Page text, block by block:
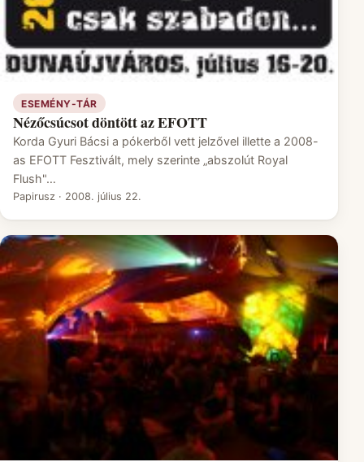
ESEMÉNY-TÁR
Nézőcsúcsot döntött az EFOTT
Korda Gyuri Bácsi a pókerből vett jelzővel illette a 2008-
as EFOTT Fesztivált, mely szerinte „abszolút Royal
Flush"…
Papirusz · 2008. július 22.